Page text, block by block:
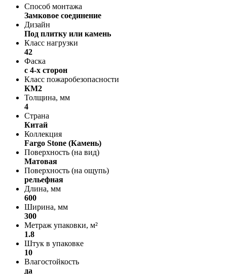
Способ монтажа
Замковое соединение
Дизайн
Под плитку или камень
Класс нагрузки
42
Фаска
с 4-х сторон
Класс пожаробезопасности
КМ2
Толщина, мм
4
Страна
Китай
Коллекция
Fargo Stone (Камень)
Поверхность (на вид)
Матовая
Поверхность (на ощупь)
рельефная
Длина, мм
600
Ширина, мм
300
Метраж упаковки, м²
1.8
Штук в упаковке
10
Влагостойкость
да